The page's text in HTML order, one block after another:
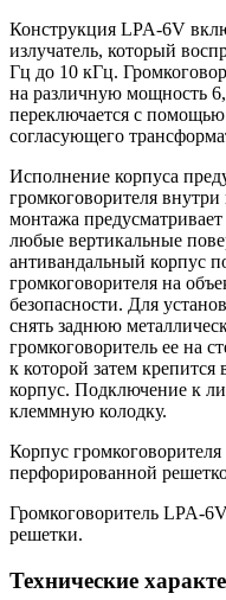
Конструкция LPA-6V
излучатель, который
Гц до 10 кГц.
на различную мощность
переключается с
согласующего
Исполнение корпуса
громкоговорителя
монтажа
любые вертикальные
антивандальный корпус
громкоговорителя на
безопасности. Для
снять заднюю
громкоговоритель ее на
к которой затем
корпус. Подключение к
клеммную колодку.
Корпус
перфорированной
Громкоговоритель LPA-
решетки.
Технические